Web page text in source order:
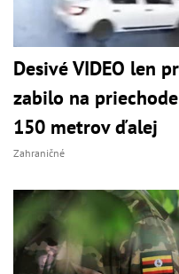
Desivé VIDEO len
zabilo na
150 metrov ďalej
Zahraničné